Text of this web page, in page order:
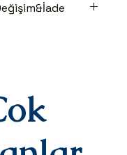
teslim edildiğinde
kargo
Kargo
sms olarak iletilir.